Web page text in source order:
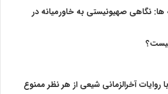
نگاهی صهیونیستی به خاورمیانه در
چیست؟
آخرالزمانی شیعی از هر نظر ممنوع